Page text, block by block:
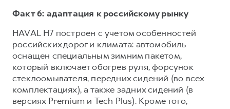
Факт 6: адаптация к российскому рынку
HAVAL H7 построен с учетом особенностей
российских дорог и климата: автомобиль
оснащен специальным зимним пакетом,
который включает обогрев руля, форсунок
стеклоомывателя, передних сидений (во всех
комплектациях), а также задних сидений (в
версиях Premium и Tech Plus). Кроме того,